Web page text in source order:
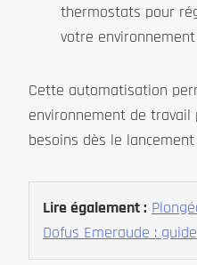
thermostats pour
votre
Cette automatisation
environnement de
besoins dès le
Lire également :
Dofus Emeraude :